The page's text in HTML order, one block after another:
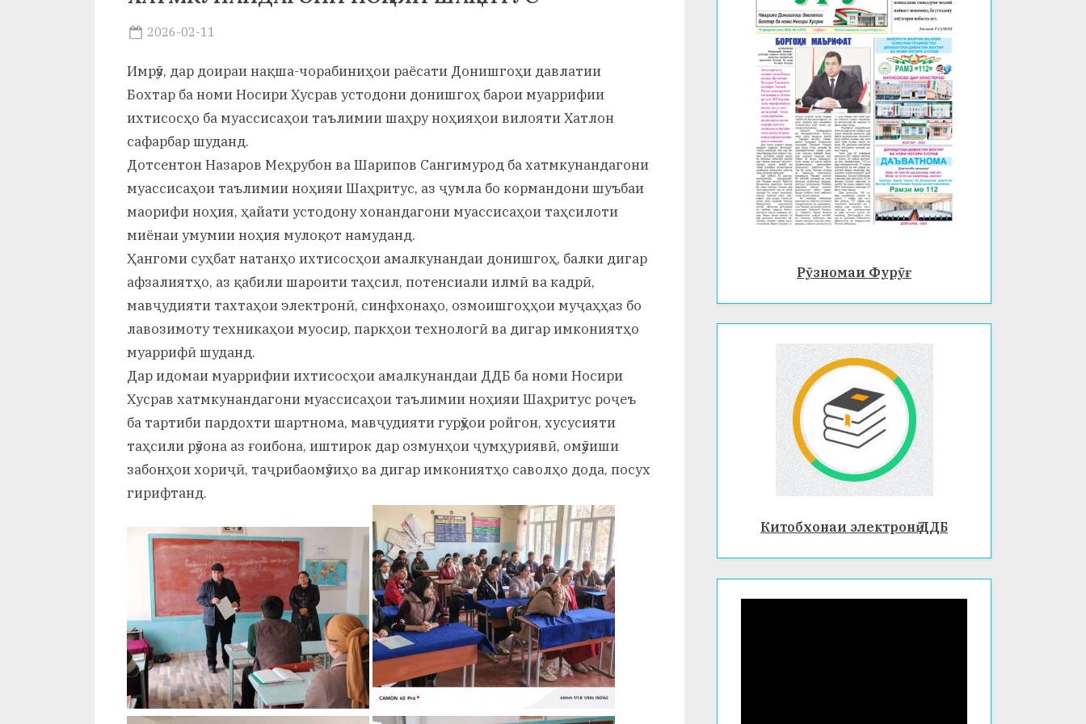
и
у
с
а
в
Posted
2026-02-11
Имрӯз, дар доираи нақша-чорабиниҳои раёсати Донишгоҳи давлатии
Бохтар ба номи Носири Хусрав устодони донишгоҳ барои муаррифии
ихтисосҳо ба муассисаҳои таълимии шаҳру ноҳияҳои вилояти Хатлон
сафарбар шуданд.
Дотсентон Назаров Меҳрубон ва Шарипов Сангимурод ба хатмкунандагони
муассисаҳои таълимии ноҳияи Шаҳритус, аз ҷумла бо кормандони шуъбаи
маорифи ноҳия, ҳайати устодону хонандагони муассисаҳои таҳсилоти
миёнаи умумии ноҳия мулоқот намуданд.
Ҳангоми суҳбат натанҳо ихтисосҳои амалкунандаи донишгоҳ, балки дигар
афзалиятҳо, аз қабили шароити таҳсил, потенсиали илмӣ ва кадрӣ,
мавҷудияти тахтаҳои электронӣ, синфхонаҳо, озмоишгоҳҳои муҷаҳҳаз бо
лавозимоту техникаҳои муосир, паркҳои технологӣ ва дигар имкониятҳо
муаррифӣ шуданд.
Дар идомаи муаррифии ихтисосҳои амалкунандаи ДДБ ба номи Носири
Хусрав хатмкунандагони муассисаҳои таълимии ноҳияи Шаҳритус роҷеъ
ба тартиби пардохти шартнома, мавҷудияти гурӯҳои ройгон, хусусияти
таҳсили рӯзона аз ғоибона, иштирок дар озмунҳои ҷумҳуриявӣ, омӯзиши
забонҳои хориҷӣ, таҷрибаомӯзиҳо ва дигар имкониятҳо саволҳо дода, посух
гирифтанд.
Рӯзномаи Фурӯғ
Китобхонаи электронӣ ДДБ